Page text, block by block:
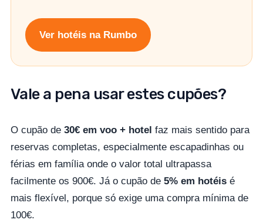
Ver hotéis na Rumbo
Vale a pena usar estes cupões?
O cupão de 30€ em voo + hotel faz mais sentido para
reservas completas, especialmente escapadinhas ou
férias em família onde o valor total ultrapassa
facilmente os 900€. Já o cupão de 5% em hotéis é
mais flexível, porque só exige uma compra mínima de
100€.